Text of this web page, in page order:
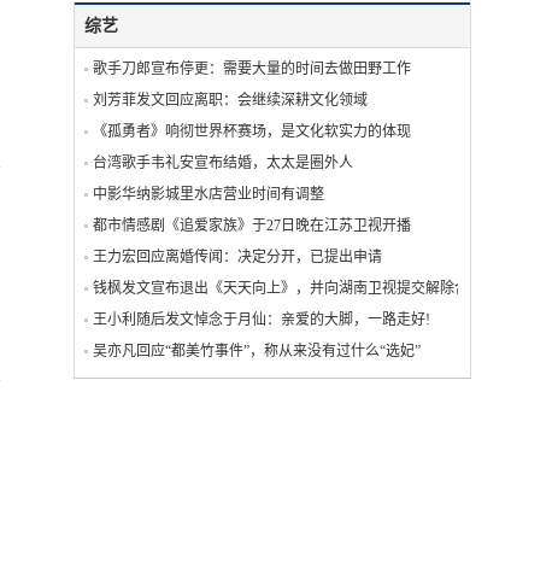
综艺
歌手刀郎宣布停更：需要大量的时间去做田野工作
刘芳菲发文回应离职：会继续深耕文化领域
《孤勇者》响彻世界杯赛场，是文化软实力的体现
台湾歌手韦礼安宣布结婚，太太是圈外人
中影华纳影城里水店营业时间有调整
都市情感剧《追爱家族》于27日晚在江苏卫视开播
王力宏回应离婚传闻：决定分开，已提出申请
钱枫发文宣布退出《天天向上》，并向湖南卫视提交解除合作关系
王小利随后发文悼念于月仙：亲爱的大脚，一路走好!
吴亦凡回应“都美竹事件”，称从来没有过什么“选妃”